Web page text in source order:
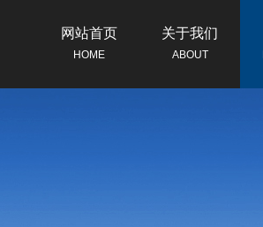
网站首页
HOME
关于我们
ABOUT